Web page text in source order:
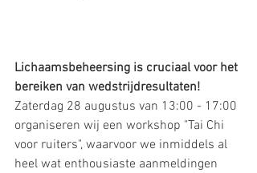
Lichaamsbeheersing is cruciaal voor het
bereiken van wedstrijdresultaten!
Zaterdag 28 augustus van 13:00 - 17:00
organiseren wij een workshop "Tai Chi
voor ruiters", waarvoor we inmiddels al
heel wat enthousiaste aanmeldingen